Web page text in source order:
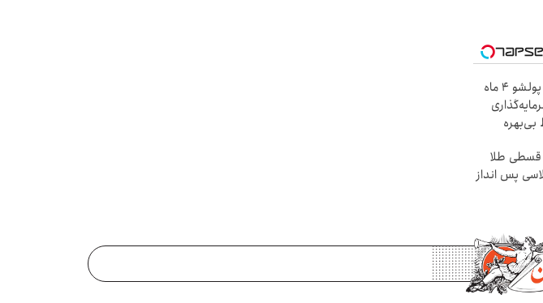
الان طلا بخر پولشو 4 ماه
بی‌بهره
طلا
پس انداز